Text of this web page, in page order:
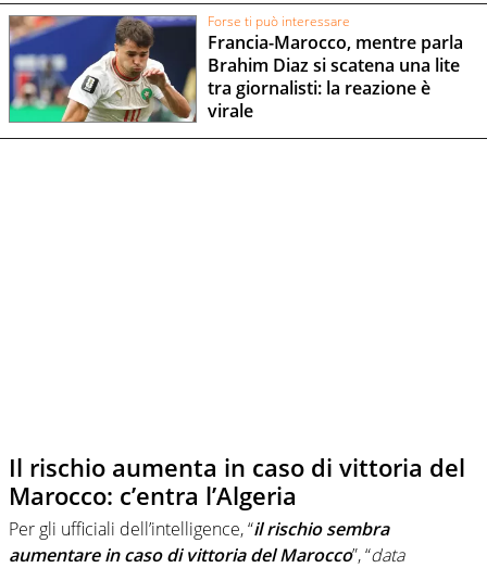
Forse ti può interessare
Francia-Marocco, mentre parla
Brahim Diaz si scatena una lite
tra giornalisti: la reazione è
virale
Il rischio aumenta in caso di vittoria del
Marocco: c’entra l’Algeria
Per gli ufficiali dell’intelligence, “il rischio sembra
aumentare in caso di vittoria del Marocco”, “data